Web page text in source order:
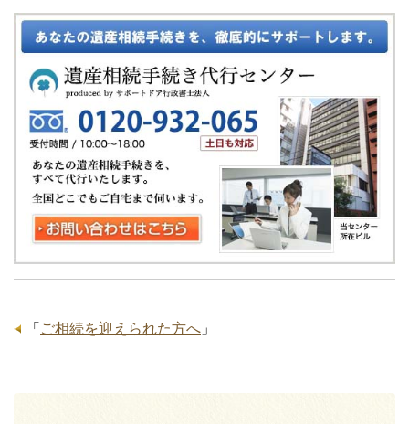
「 ご相続を迎えられた方へ 」